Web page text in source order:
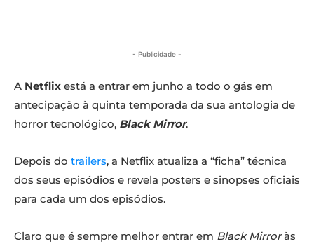
- Publicidade -
A Netflix está a entrar em junho a todo o gás em
antecipação à quinta temporada da sua antologia de
horror tecnológico, Black Mirror.
Depois do trailers, a Netflix atualiza a “ficha” técnica
dos seus episódios e revela posters e sinopses oficiais
para cada um dos episódios.
Claro que é sempre melhor entrar em Black Mirroràs